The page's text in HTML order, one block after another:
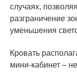
случаях,
разграничение
уменьшения
Кровать
мини-кабинет –